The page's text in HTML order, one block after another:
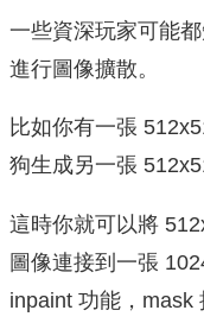
一些資深玩家可能
進行圖像擴散。
比如你有一張
狗生成另一張
這時你就可以將
圖像連接到一張
inpaint 功能，mask